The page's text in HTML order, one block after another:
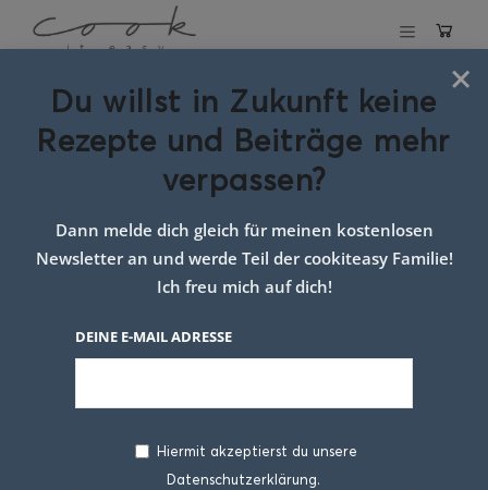
Schlagwort:
Rezept mit
Cottage Cheese
×
Du willst in Zukunft keine
Rezepte und Beiträge mehr
verpassen?
Dann melde dich gleich für meinen kostenlosen
Newsletter an und werde Teil der cookiteasy Familie!
Ich freu mich auf dich!
DEINE E-MAIL ADRESSE
Hiermit akzeptierst du unsere
Datenschutzerklärung.